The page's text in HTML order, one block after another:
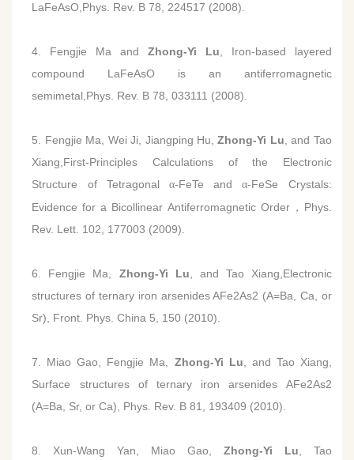
LaFeAsO,Phys. Rev. B 78, 224517 (2008).
4. Fengjie Ma and Zhong-Yi Lu, Iron-based layered
compound LaFeAsO is an antiferromagnetic
semimetal,Phys. Rev. B 78, 033111 (2008).
5. Fengjie Ma, Wei Ji, Jiangping Hu,Zhong-Yi Lu, and Tao
Xiang,First-Principles Calculations of the Electronic
Structure of Tetragonal α-FeTe andα-FeSe Crystals:
Evidence for a Bicollinear Antiferromagnetic Order，Phys.
Rev. Lett. 102, 177003 (2009).
6. Fengjie Ma, Zhong-Yi Lu, and Tao Xiang,Electronic
structures of ternary iron arsenides AFe2As2 (A=Ba, Ca, or
Sr), Front. Phys. China 5, 150 (2010).
7. Miao Gao, Fengjie Ma, Zhong-Yi Lu, and Tao Xiang,
Surface structures of ternary iron arsenides AFe2As2
(A=Ba, Sr, or Ca), Phys. Rev. B 81, 193409 (2010).
8. Xun-Wang Yan, Miao Gao, Zhong-Yi Lu, Tao